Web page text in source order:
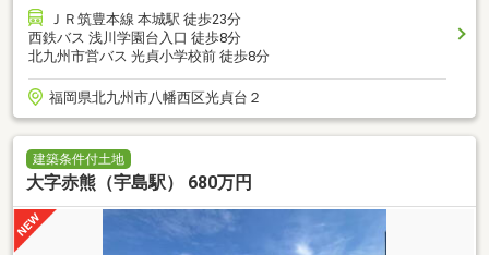
ＪＲ筑豊本線 本城駅 徒歩23分
西鉄バス 浅川学園台入口 徒歩8分
北九州市営バス 光貞小学校前 徒歩8分
福岡県北九州市八幡西区光貞台２
建築条件付土地
大字赤熊（宇島駅） 680万円